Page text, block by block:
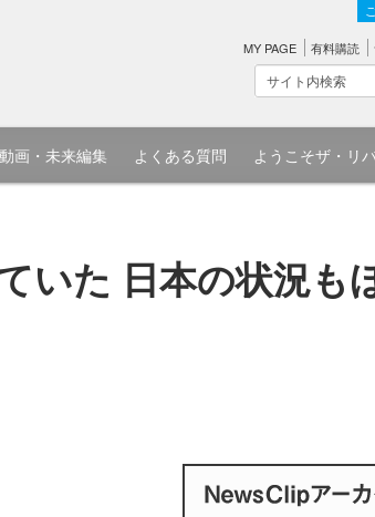
MY PAGE 有料購読
動画・未来編集 よくある質問 ようこそザ・リ
いた 日本の状況も